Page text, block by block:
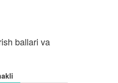
ballari va